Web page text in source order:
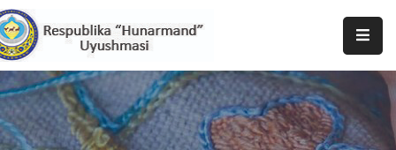
Bosh
Sahifa
Uyushma